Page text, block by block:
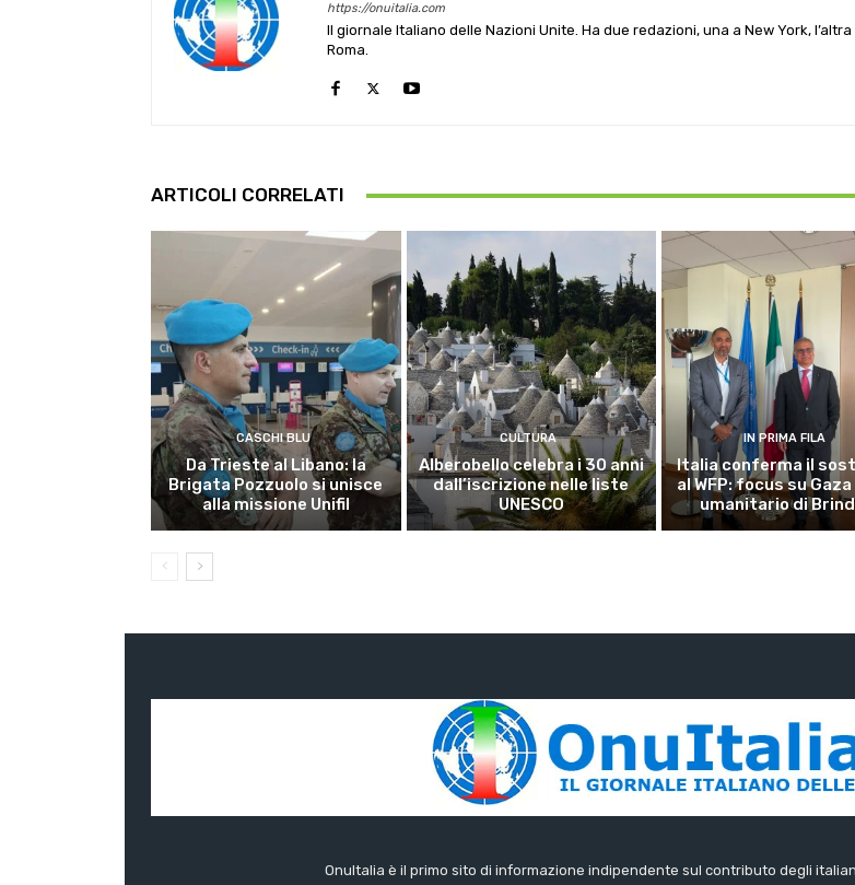
https://onuitalia.com
Il giornale Italiano delle Nazioni Unite. Ha due redazioni, una a New York, l’altra
Roma.
ARTICOLI CORRELATI
CASCHI BLU
Da Trieste al Libano: la
Brigata Pozzuolo si unisce
alla missione Unifil
CULTURA
Alberobello celebra i 30 anni
dall’iscrizione nelle liste
UNESCO
IN PRIMA FILA
Italia conferma il
al WFP: focus su Gaza
umanitario di
OnuItalia è il primo sito di informazione indipendente sul contributo degli